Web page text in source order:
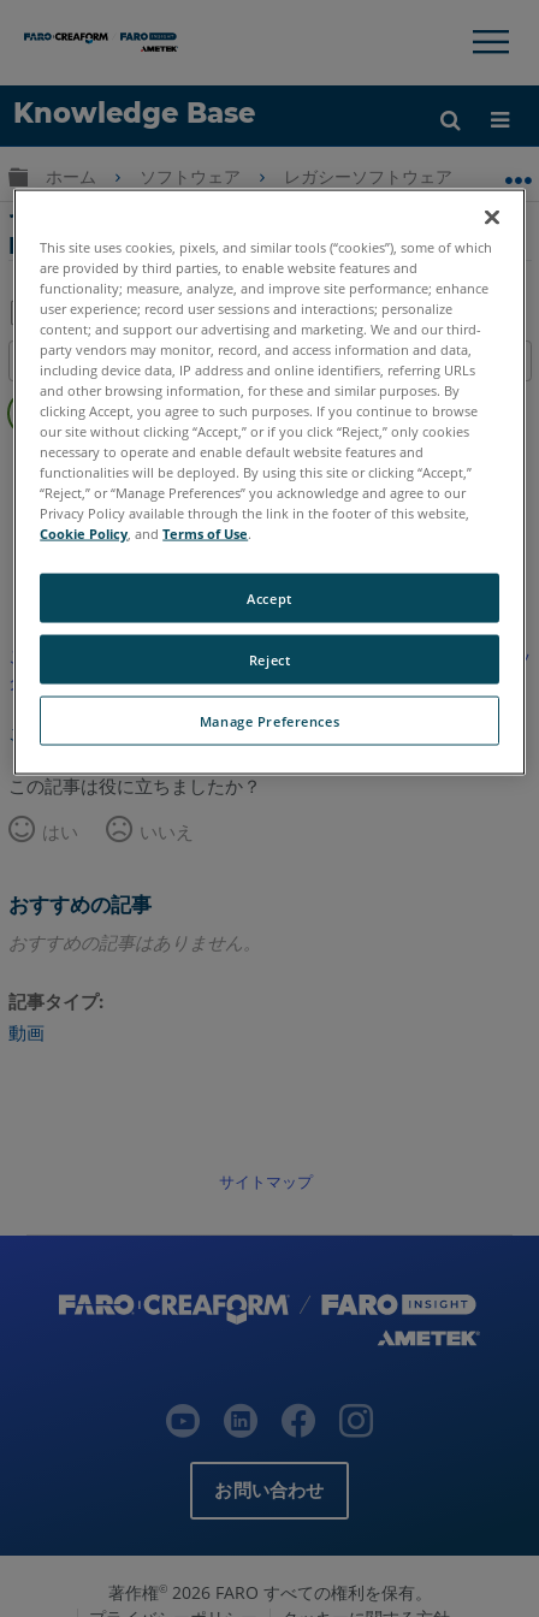
Knowledge Base
言語
ヘルプ サインイン
×
グローバル階層を展開/折りたたむ
ホーム ソフトウェア レガシーソフトウェア レ
での検査のためのライブカラースキャン
Measure 10
PDF
と
し
て
目次
ヘ
ッ
ー
し
CAM2 Measure 10
英語
この記事は翻訳されていません。英語版を見るにはここをクリッ
クしてください。
このページのトップへ
この記事は役に立ちましたか？
はい
いいえ
おすすめの記事
おすすめの記事はありません。
記事タイプ
動画
サイトマップ
お問い合わせ
著作権©2026 FARO すべての権利を保有。
This site uses cookies, pixels, and similar tools (“cookies”), some of which
are provided by third parties, to enable website features and
functionality; measure, analyze, and improve site performance; enhance
user experience; record user sessions and interactions; personalize
content; and support our advertising and marketing. We and our third-
party vendors may monitor, record, and access information and data,
including device data, IP address and online identifiers, referring URLs
and other browsing information, for these and similar purposes. By
clicking Accept, you agree to such purposes. If you continue to browse
our site without clicking “Accept,” or if you click “Reject,” only cookies
necessary to operate and enable default website features and
functionalities will be deployed. By using this site or clicking “Accept,”
“Reject,” or “Manage Preferences” you acknowledge and agree to our
Privacy Policy available through the link in the footer of this website,
Cookie Policy , andTerms of Use.
Manage Preferences
Reject
Accept